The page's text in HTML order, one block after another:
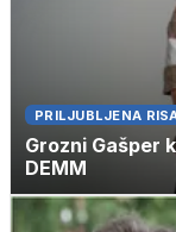
PRILJUBLJENA
Grozni Gašper
DEMM